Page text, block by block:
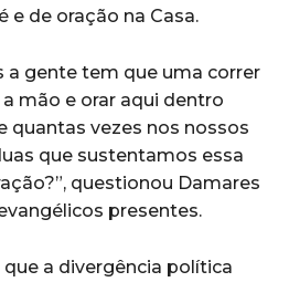
e de oração na Casa.
a gente tem que uma correr
mão e orar aqui dentro
quantas vezes nos nossos
que sustentamos essa
questionou Damares
presentes.
a divergência política